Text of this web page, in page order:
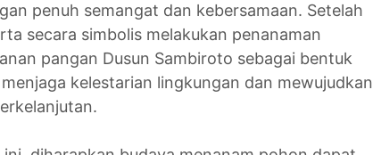
penuh semangat dan kebersamaan. Setelah
secara simbolis melakukan penanaman
pangan Dusun Sambiroto sebagai bentuk
kelestarian lingkungan dan mewujudkan